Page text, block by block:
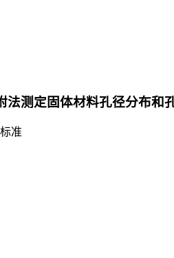
法测定固体材料孔径分布和